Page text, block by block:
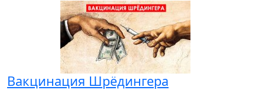
Вакцинация Шрёдингера